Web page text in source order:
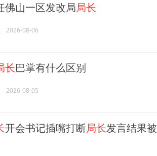
佛山一区发改局局长
2026-08-06
长巴掌有什么区别
2026-08-05
开会书记插嘴打断局长发言结果被